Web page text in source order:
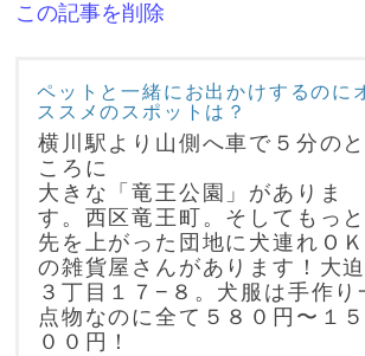
この記事を削除
ペットと一緒にお出かけするのに
ススメのスポットは？
横川駅より山側へ車で５分のと
ころに
大きな「竜王公園」がありま
す。西区竜王町。そしてもっと
先を上がった団地に犬連れＯＫ
の雑貨屋さんがあります！大迫
３丁目１７−８。犬服は手作り
点物なのに全て５８０円〜１５
００円！